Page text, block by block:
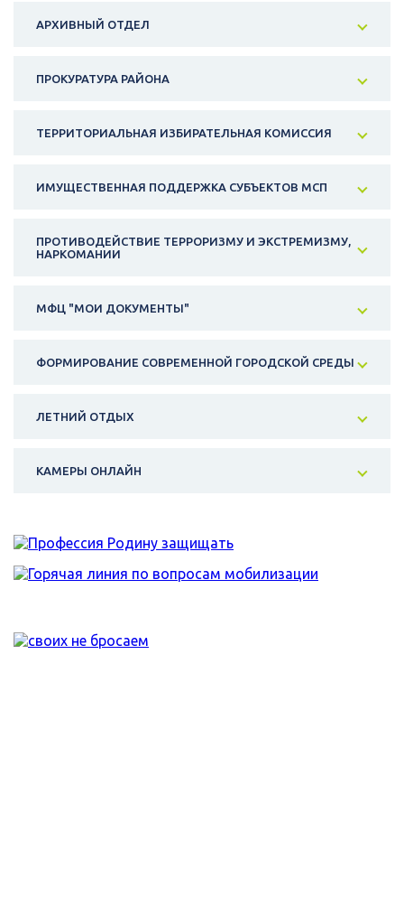
АРХИВНЫЙ ОТДЕЛ
ПРОКУРАТУРА РАЙОНА
ТЕРРИТОРИАЛЬНАЯ ИЗБИРАТЕЛЬНАЯ КОМИССИЯ
ИМУЩЕСТВЕННАЯ ПОДДЕРЖКА СУБЪЕКТОВ МСП
ПРОТИВОДЕЙСТВИЕ ТЕРРОРИЗМУ И ЭКСТРЕМИЗМУ,
НАРКОМАНИИ
МФЦ "МОИ ДОКУМЕНТЫ"
ФОРМИРОВАНИЕ СОВРЕМЕННОЙ ГОРОДСКОЙ СРЕДЫ
ЛЕТНИЙ ОТДЫХ
КАМЕРЫ ОНЛАЙН